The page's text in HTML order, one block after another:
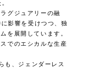
グジュアリーの融
影響を受けつつ、独
を展開しています。
でのエシカルな生産
も、ジェンダーレス